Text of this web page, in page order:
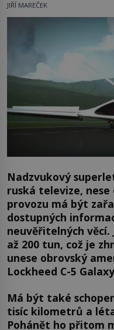
JIŘÍ MAREČEK
Nadzvukový
ruská televize, nese
provozu má být
dostupných
neuvěřitelných
až 200 tun, což je
unese obrovský
Lockheed C-5
Má být také
tisíc kilometrů a
Pohánět ho přitom